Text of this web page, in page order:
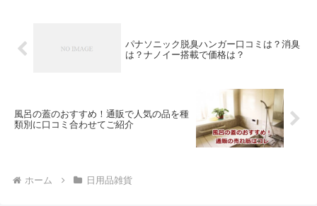
パナソニック脱臭ハンガー口コミは？消臭
は？ナノイー搭載で価格は？
風呂の蓋のおすすめ！通販で人気の品を種
類別に口コミ合わせてご紹介
ホーム 日用品雑貨